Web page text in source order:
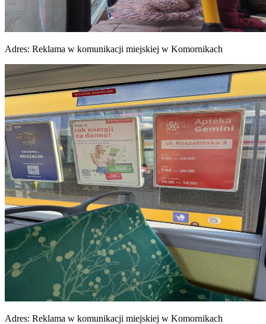
Adres: Reklama w komunikacji miejskiej w Komornikach
Adres: Reklama w komunikacji miejskiej w Komornikach